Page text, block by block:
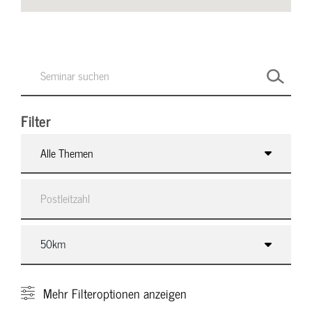
Filter
Alle Themen
Mehr Filteroptionen anzeigen